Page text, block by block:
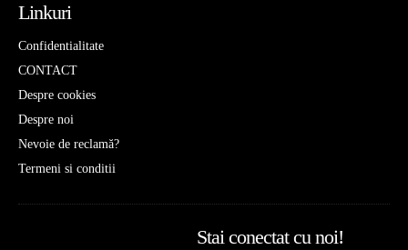
Linkuri
Confidentialitate
CONTACT
Despre cookies
Despre noi
Nevoie de reclamă?
Termeni si conditii
Stai conectat cu noi!